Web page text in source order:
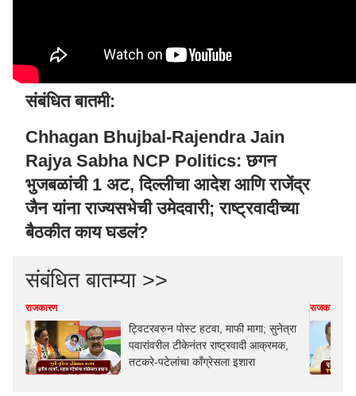
संबंधित बातमी:
Chhagan Bhujbal-Rajendra Jain
Rajya Sabha NCP Politics: छगन
भुजबळांची 1 अट, दिल्लीचा आदेश आणि राजेंद्र
जैन यांना राज्यसभेची उमेदवारी; राष्ट्रवादीच्या
बैठकीत काय घडलं?
संबंधित बातम्या >>
राजकारण
ट्विटरवरुन पोस्ट हटवा, माफी मागा; सुनेत्रा
पवारांवरील टीकेनंतर राष्ट्रवादी आक्रमक,
तटकरे-पटेलांचा काँग्रेसला इशारा
राजकारण